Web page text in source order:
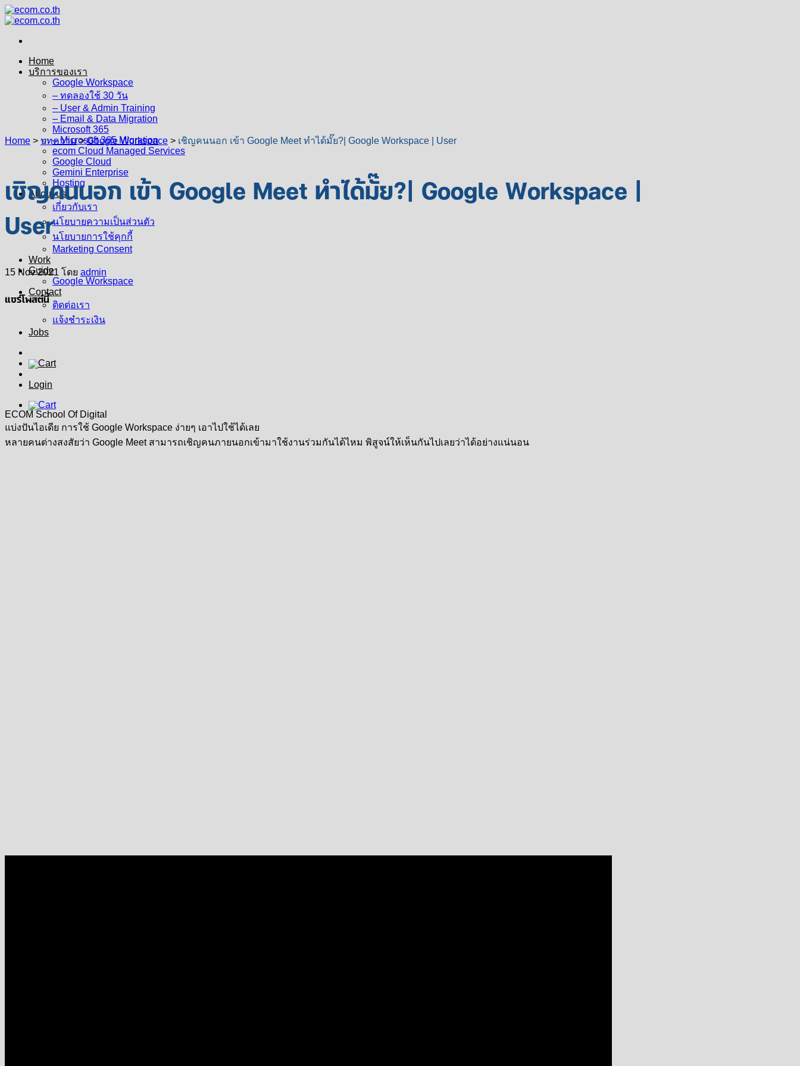
Skip
to
Home
บริการของเรา
Google Workspace
– ทดลองใช้ 30 วัน
– User & Admin Training
– Email & Data Migration
Microsoft 365
– Microsoft 365 Migration
ecom Cloud Managed Services
Google Cloud
Gemini Enterprise
Hosting
About us
เกี่ยวกับเรา
นโยบายความเป็นส่วนตัว
นโยบายการใช้คุกกี้
Marketing Consent
Work
Guide
Google Workspace
Contact
ติดต่อเรา
แจ้งชำระเงิน
Jobs
Login
Home > บทความ>Google Workspace > เชิญคนนอก เข้า Google Meet ทำได้มั๊ย?| Google Workspace | User
เชิญคนนอก เข้า Google Meet ทำได้มั๊ย?| Google Workspace |
User
15 Nov 2021 โดย admin
แชร์โพสต์นี้
ECOM School Of Digital
แบ่งปันไอเดีย การใช้ Google Workspace ง่ายๆ เอาไปใช้ได้เลย
หลายคนต่างสงสัยว่า Google Meet สามารถเชิญคนภายนอกเข้ามาใช้งานร่วมกันได้ไหม พิสูจน์ให้เห็นกันไปเลยว่าได้อย่างแน่นอน